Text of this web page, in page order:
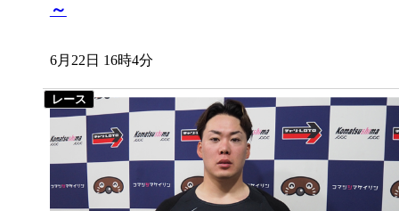
～
6月22日 16時4分